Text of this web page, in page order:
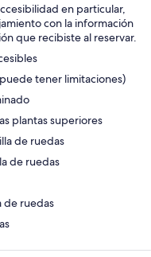
en particular,
con la información
que recibiste al reservar.
tener limitaciones)
plantas superiores
de ruedas
de ruedas
de ruedas